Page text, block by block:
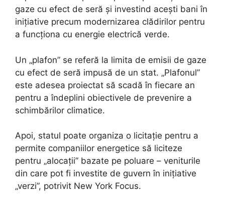
gaze cu efect de seră și investind acești bani în
inițiative precum modernizarea clădirilor pentru
a funcționa cu energie electrică verde.
Un „plafon” se referă la limita de emisii de gaze
cu efect de seră impusă de un stat. „Plafonul”
este adesea proiectat să scadă în fiecare an
pentru a îndeplini obiectivele de prevenire a
schimbărilor climatice.
Apoi, statul poate organiza o licitație pentru a
permite companiilor energetice să liciteze
pentru „alocații” bazate pe poluare – veniturile
din care pot fi investite de guvern în inițiative
„verzi”, potrivit New York Focus.